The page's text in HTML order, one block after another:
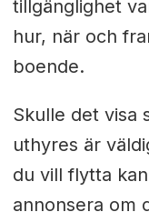
tillgänglighet
hur, när och
boende.
Skulle det visa
uthyres är
du vill flytta
annonsera om